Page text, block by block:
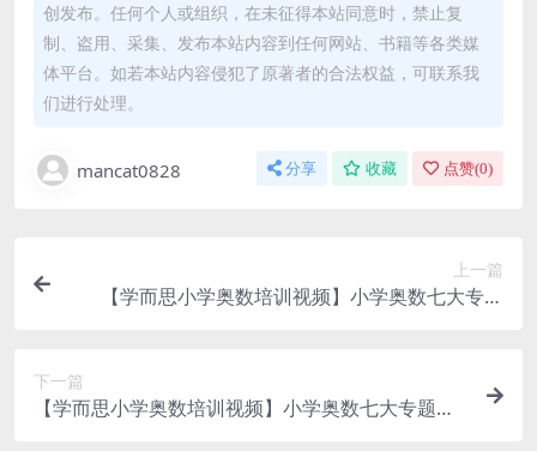
创发布。任何个人或组织，在未征得本站同意时，禁止复
制、盗用、采集、发布本站内容到任何网站、书籍等各类媒
体平台。如若本站内容侵犯了原著者的合法权益，可联系我
们进行处理。
mancat0828 分享 收藏 点赞(0)
上一篇
【学而思小学奥数培训视频】小学奥数七大专题
下一篇
【学而思小学奥数培训视频】小学奥数七大专题